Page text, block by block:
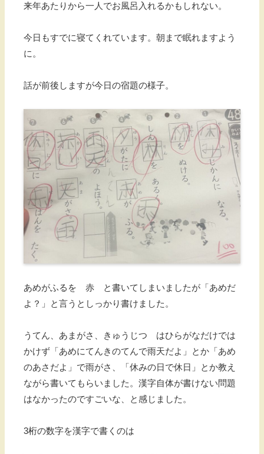
来年あたりから一人でお風呂入れるかもしれない。
今日もすでに寝てくれています。朝まで眠れますよう
に。
話が前後しますが今日の宿題の様子。
あめがふるを 赤 と書いてしまいましたが「あめだ
よ？」と言うとしっかり書けました。
うてん、あまがさ、きゅうじつ はひらがなだけでは
かけず「あめにてんきのてんで雨天だよ」とか「あめ
のあさだよ」で雨がさ、「休みの日で休日」とか教え
ながら書いてもらいました。漢字自体が書けない問題
はなかったのですごいな、と感じました。
3桁の数字を漢字で書くのは